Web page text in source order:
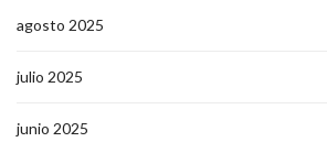
agosto 2025
julio 2025
junio 2025